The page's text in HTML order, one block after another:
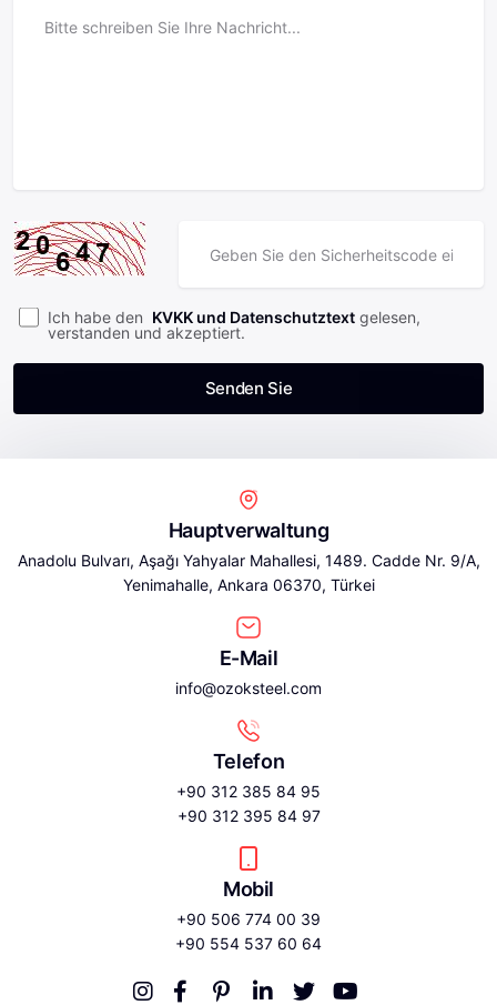
Ich habe den KVKK und Datenschutztext gelesen,
verstanden und akzeptiert.
Senden Sie
Hauptverwaltung
Anadolu Bulvarı, Aşağı Yahyalar Mahallesi, 1489. Cadde Nr. 9/A,
Yenimahalle, Ankara 06370, Türkei
E-Mail
info@ozoksteel.com
Telefon
+90 312 385 84 95
+90 312 395 84 97
Mobil
+90 506 774 00 39
+90 554 537 60 64